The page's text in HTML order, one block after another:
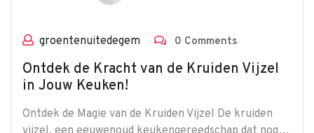
groentenuitedegem 0 Comments
Ontdek de Kracht van de Kruiden Vijzel
in Jouw Keuken!
Ontdek de Magie van de Kruiden Vijzel De kruiden